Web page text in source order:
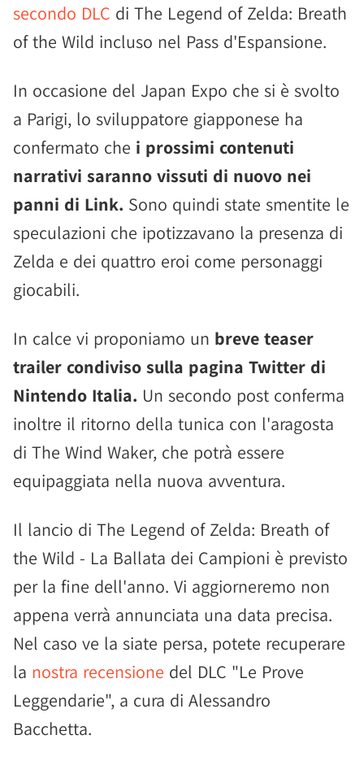
secondo DLC di The Legend of Zelda: Breath
of the Wild incluso nel Pass d'Espansione.
In occasione del Japan Expo che si è svolto
a Parigi, lo sviluppatore giapponese ha
confermato che i prossimi contenuti
narrativi saranno vissuti di nuovo nei
panni di Link. Sono quindi state smentite le
speculazioni che ipotizzavano la presenza di
Zelda e dei quattro eroi come personaggi
giocabili.
In calce vi proponiamo un breve teaser
trailer condiviso sulla pagina Twitter di
Nintendo Italia. Un secondo post conferma
inoltre il ritorno della tunica con l'aragosta
di The Wind Waker, che potrà essere
equipaggiata nella nuova avventura.
Il lancio di The Legend of Zelda: Breath of
the Wild - La Ballata dei Campioni è previsto
per la fine dell'anno. Vi aggiorneremo non
appena verrà annunciata una data precisa.
Nel caso ve la siate persa, potete recuperare
la nostra recensione del DLC "Le Prove
Leggendarie", a cura di Alessandro
Bacchetta.